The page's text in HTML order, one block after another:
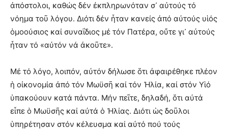
ἀπόστολοι, καθώς δέν ἐκπληρωνόταν σ᾽ αὐτούς τό
νόημα τοῦ λόγου. Διότι δέν ἦταν κανείς ἀπό αὐτούς υἱός
ὁμοούσιος καί συναΐδιος μέ τόν Πατέρα, οὔτε γι᾽ αὐτούς
ἦταν τό «αὐτόν νά ἀκοῦτε».
Μέ τό λόγο, λοιπόν, αὐτόν δήλωσε ὅτι ἀφαιρέθηκε πλέον
ἡ οἰκονομία ἀπό τόν Μωϋσῆ καί τόν Ἠλία, καί στόν Υἱό
ὑπακούουν κατά πάντα. Μήν πεῖτε, δηλαδή, ὅτι αὐτά
εἶπε ὁ Μωϋσῆς καί αὐτά ὁ Ἠλίας. Διότι ὡς δοῦλοι
ὑπηρέτησαν στόν κέλευσμα καί αὐτό πού τούς